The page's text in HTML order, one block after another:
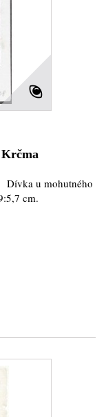
Dívka u mohutného
cm.